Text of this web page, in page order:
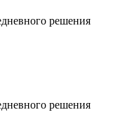
решения
решения